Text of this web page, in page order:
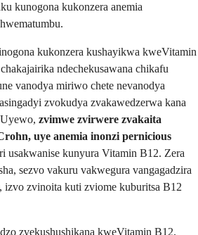
kunogona kukonzera anemia
kukonzera kushayikwa kweVitamin
ndechekusawana chikafu
vanodya miriwo chete nevanodya
zvokudya zvakawedzerwa kana
zvimwe zvirwere zvakaita
uye anemia inonzi pernicious
usakwanise kunyura Vitamin B12. Zera
sezvo vakuru vakwegura vangagadzira
izvo zvinoita kuti zviome kuburitsa B12
zvekushushikana kweVitamin B12.